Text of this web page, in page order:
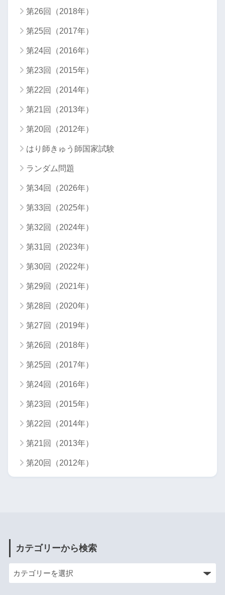
第26回（2018年）
第25回（2017年）
第24回（2016年）
第23回（2015年）
第22回（2014年）
第21回（2013年）
第20回（2012年）
はり師きゅう師国家試験
ランダム問題
第34回（2026年）
第33回（2025年）
第32回（2024年）
第31回（2023年）
第30回（2022年）
第29回（2021年）
第28回（2020年）
第27回（2019年）
第26回（2018年）
第25回（2017年）
第24回（2016年）
第23回（2015年）
第22回（2014年）
第21回（2013年）
第20回（2012年）
カテゴリーから検索